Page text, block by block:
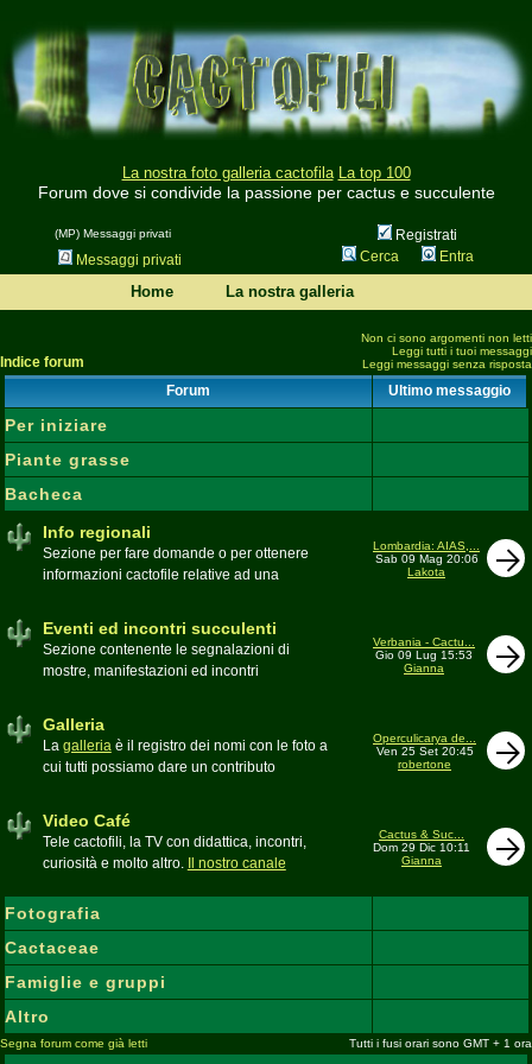
La nostra foto galleria cactofila La top 100
Forum dove si condivide la passione per cactus e succulente
(MP) Messaggi privati
Registrati
Messaggi privati
Cerca Entra
Home La nostra galleria
Indice forum
Non ci sono argomenti non letti
Leggi tutti i tuoi messaggi
Leggi messaggi senza risposta
Forum Ultimo messaggio
Per iniziare
Piante grasse
Bacheca
Info regionali
Sezione per fare domande o per ottenere
informazioni cactofile relative ad una
Lombardia: AIAS,...
Sab 09 Mag 20:06
Lakota
Eventi ed incontri succulenti
Sezione contenente le segnalazioni di
mostre, manifestazioni ed incontri
Verbania - Cactu...
Gio 09 Lug 15:53
Gianna
Galleria
La galleriaè il registro dei nomi con le foto a
cui tutti possiamo dare un contributo
spazio discutiamo SOLO di errori,
inesattezze, idee e altro inerenti l'argomento
Operculicarya de...
Ven 25 Set 20:45
robertone
Video Café
Tele cactofili, la TV con didattica, incontri,
curiosità e molto altro.
Il nostro canale
Cactus & Suc...
Dom 29 Dic 10:11
Gianna
Fotografia
Cactaceae
Famiglie e gruppi
Altro
Segna forum come già letti Tutti i fusi orari sono GMT + 1 ora